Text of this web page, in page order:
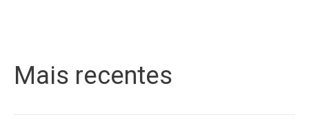
Mais recentes